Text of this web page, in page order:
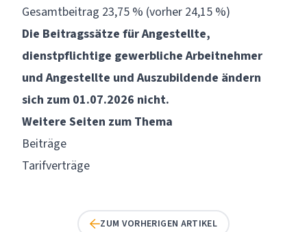
Gesamtbeitrag 23,75 % (vorher 24,15 %)
Die Beitragssätze für Angestellte,
dienstpflichtige gewerbliche Arbeitnehmer
und Angestellte und Auszubildende ändern
sich zum 01.07.2026 nicht.
Weitere Seiten zum Thema
Beiträge
Tarifverträge
ZUM VORHERIGEN ARTIKEL